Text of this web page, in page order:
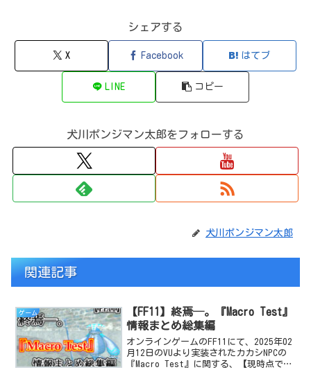
シェアする
X Facebook はてブ
LINE コピー
犬川ポンジマン太郎をフォローする
犬川ポンジマン太郎
関連記事
ゲーム
【FF11】終焉─。『Macro Test』
情報まとめ総集編
オンラインゲームのFF11にて、2025年02
月12日のVUより実装されたカカシNPCの
『Macro Test』に関する、【現時点での